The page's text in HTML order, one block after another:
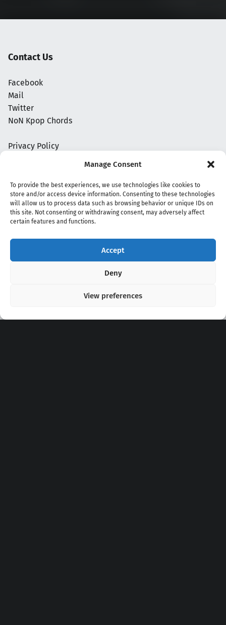
Manage Consent
To provide the best experiences, we use technologies like cookies to
store and/or access device information. Consenting to these technologies
will allow us to process data such as browsing behavior or unique IDs on
this site. Not consenting or withdrawing consent, may adversely affect
certain features and functions.
Accept
Deny
View preferences
Contact Us
Facebook
Mail
Twitter
NoN Kpop Chords
Privacy Policy